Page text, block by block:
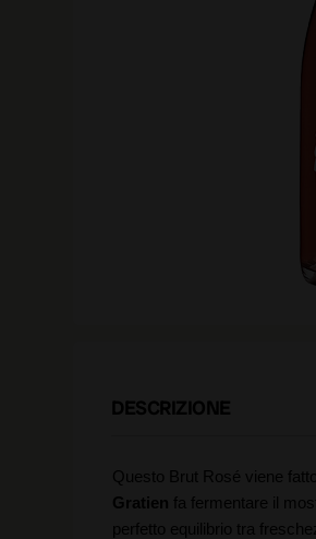
DESCRIZIONE
Questo Brut Rosé viene
Gratien fa fermentare il
perfetto equilibrio tra